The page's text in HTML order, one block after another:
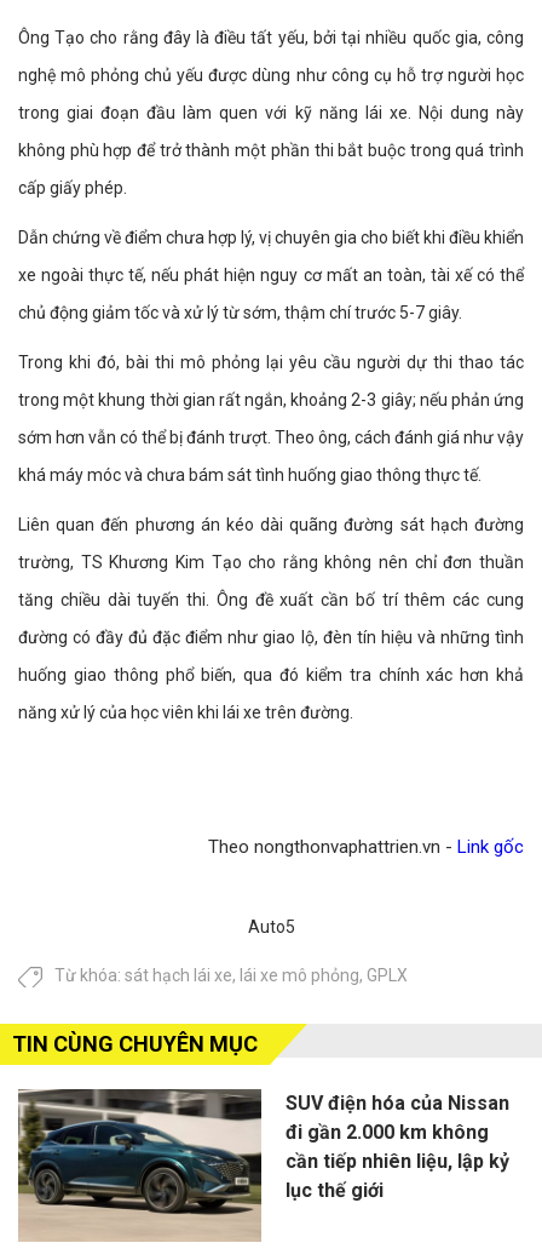
Ông Tạo cho rằng đây là điều tất yếu, bởi tại nhiều quốc gia, công
nghệ mô phỏng chủ yếu được dùng như công cụ hỗ trợ người học
trong giai đoạn đầu làm quen với kỹ năng lái xe. Nội dung này
không phù hợp để trở thành một phần thi bắt buộc trong quá trình
cấp giấy phép.
Dẫn chứng về điểm chưa hợp lý, vị chuyên gia cho biết khi điều khiển
xe ngoài thực tế, nếu phát hiện nguy cơ mất an toàn, tài xế có thể
chủ động giảm tốc và xử lý từ sớm, thậm chí trước 5-7 giây.
Trong khi đó, bài thi mô phỏng lại yêu cầu người dự thi thao tác
trong một khung thời gian rất ngắn, khoảng 2-3 giây; nếu phản ứng
sớm hơn vẫn có thể bị đánh trượt. Theo ông, cách đánh giá như vậy
khá máy móc và chưa bám sát tình huống giao thông thực tế.
Liên quan đến phương án kéo dài quãng đường sát hạch đường
trường, TS Khương Kim Tạo cho rằng không nên chỉ đơn thuần
tăng chiều dài tuyến thi. Ông đề xuất cần bố trí thêm các cung
đường có đầy đủ đặc điểm như giao lộ, đèn tín hiệu và những tình
huống giao thông phổ biến, qua đó kiểm tra chính xác hơn khả
năng xử lý của học viên khi lái xe trên đường.
Theo nongthonvaphattrien.vn - Link gốc
Auto5
Từ khóa: sát hạch lái xe, lái xe mô phỏng, GPLX
TIN CÙNG CHUYÊN MỤC
SUV điện hóa của Nissan
đi gần 2.000 km không
cần tiếp nhiên liệu, lập kỷ
lục thế giới